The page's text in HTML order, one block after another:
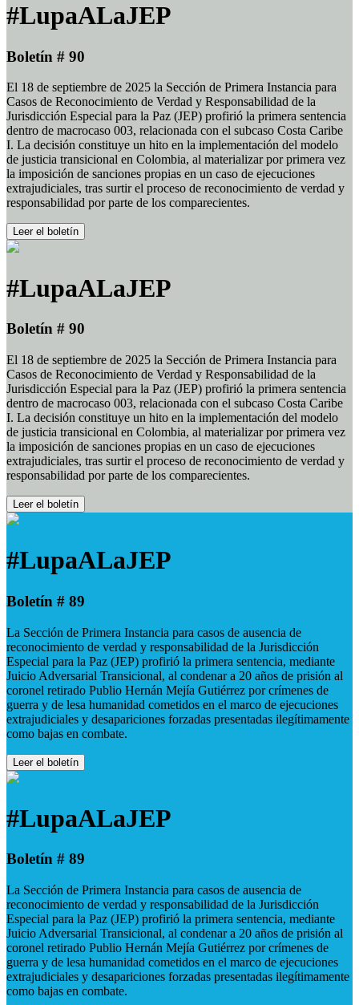
#LupaALaJEP
Boletín # 90
El 18 de septiembre de 2025 la Sección de Primera Instancia para
Casos de Reconocimiento de Verdad y Responsabilidad de la
Jurisdicción Especial para la Paz (JEP) profirió la primera sentencia
dentro de macrocaso 003, relacionada con el subcaso Costa Caribe
I. La decisión constituye un hito en la implementación del modelo
de justicia transicional en Colombia, al materializar por primera vez
la imposición de sanciones propias en un caso de ejecuciones
extrajudiciales, tras surtir el proceso de reconocimiento de verdad y
responsabilidad por parte de los comparecientes.
Leer el boletín
#LupaALaJEP
Boletín # 90
El 18 de septiembre de 2025 la Sección de Primera Instancia para
Casos de Reconocimiento de Verdad y Responsabilidad de la
Jurisdicción Especial para la Paz (JEP) profirió la primera sentencia
dentro de macrocaso 003, relacionada con el subcaso Costa Caribe
I. La decisión constituye un hito en la implementación del modelo
de justicia transicional en Colombia, al materializar por primera vez
la imposición de sanciones propias en un caso de ejecuciones
extrajudiciales, tras surtir el proceso de reconocimiento de verdad y
responsabilidad por parte de los comparecientes.
Leer el boletín
#LupaALaJEP
Boletín # 89
La Sección de Primera Instancia para casos de ausencia de
reconocimiento de verdad y responsabilidad de la Jurisdicción
Especial para la Paz (JEP) profirió la primera sentencia, mediante
Juicio Adversarial Transicional, al condenar a 20 años de prisión al
coronel retirado Publio Hernán Mejía Gutiérrez por crímenes de
guerra y de lesa humanidad cometidos en el marco de ejecuciones
extrajudiciales y desapariciones forzadas presentadas ilegítimamente
como bajas en combate.
Leer el boletín
#LupaALaJEP
Boletín # 89
La Sección de Primera Instancia para casos de ausencia de
reconocimiento de verdad y responsabilidad de la Jurisdicción
Especial para la Paz (JEP) profirió la primera sentencia, mediante
Juicio Adversarial Transicional, al condenar a 20 años de prisión al
coronel retirado Publio Hernán Mejía Gutiérrez por crímenes de
guerra y de lesa humanidad cometidos en el marco de ejecuciones
extrajudiciales y desapariciones forzadas presentadas ilegítimamente
como bajas en combate.